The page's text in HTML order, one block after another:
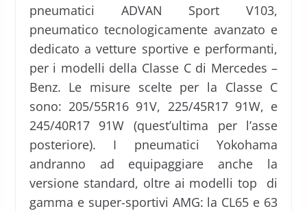
pneumatici ADVAN Sport V103,
pneumatico tecnologicamente avanzato e
dedicato a vetture sportive e performanti,
per i modelli della Classe C di Mercedes –
Benz. Le misure scelte per la Classe C
sono: 205/55R16 91V, 225/45R17 91W, e
245/40R17 91W (quest’ultima per l’asse
posteriore). I pneumatici Yokohama
andranno ad equipaggiare anche la
versione standard, oltre ai modelli top di
gamma e super-sportivi AMG: la CL65 e 63